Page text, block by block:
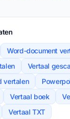
Word-document
Vertaal
vertalen
Vertaal boek
Vertaal TXT